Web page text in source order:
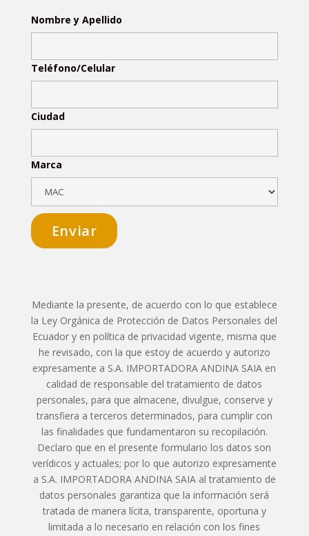
Nombre y Apellido
Teléfono/Celular
Ciudad
Marca
Mediante la presente, de acuerdo con lo que establece
la Ley Orgánica de Protección de Datos Personales del
Ecuador y en política de privacidad vigente, misma que
he revisado, con la que estoy de acuerdo y autorizo
expresamente a S.A. IMPORTADORA ANDINA SAIA en
calidad de responsable del tratamiento de datos
personales, para que almacene, divulgue, conserve y
transfiera a terceros determinados, para cumplir con
las finalidades que fundamentaron su recopilación.
Declaro que en el presente formulario los datos son
verídicos y actuales; por lo que autorizo expresamente
a S.A. IMPORTADORA ANDINA SAIA al tratamiento de
datos personales garantiza que la información será
tratada de manera lícita, transparente, oportuna y
limitada a lo necesario en relación con los fines